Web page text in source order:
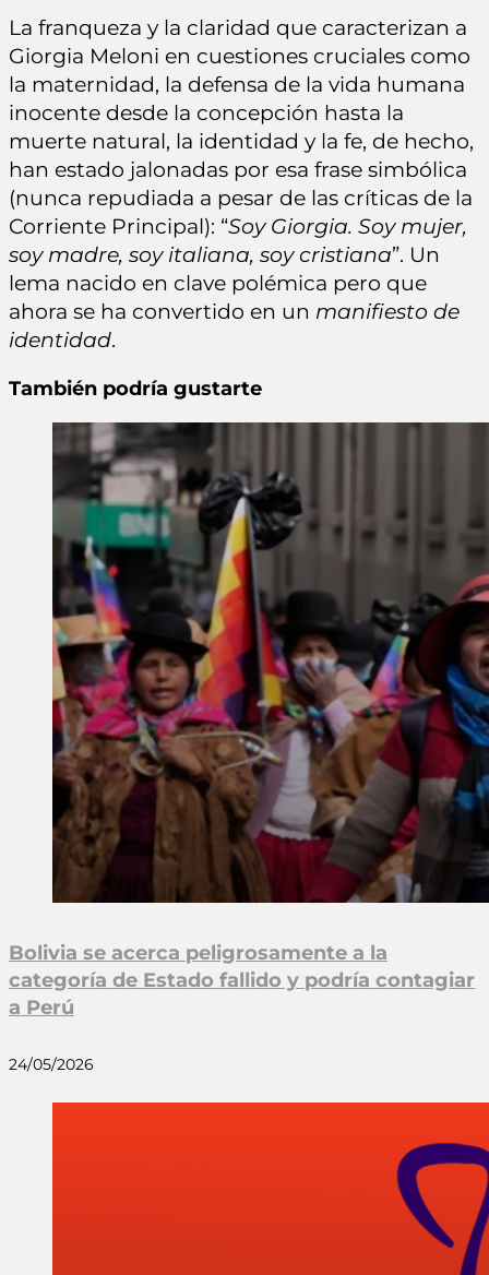
La franqueza y la claridad que caracterizan a
Giorgia Meloni en cuestiones cruciales como
la maternidad, la defensa de la vida humana
inocente desde la concepción hasta la
muerte natural, la identidad y la fe, de hecho,
han estado jalonadas por esa frase simbólica
(nunca repudiada a pesar de las críticas de la
Corriente Principal): “Soy Giorgia. Soy mujer,
soy madre, soy italiana, soy cristiana”. Un
lema nacido en clave polémica pero que
ahora se ha convertido en un manifiesto de
identidad.
También podría gustarte
Bolivia se acerca peligrosamente a la
categoría de Estado fallido y podría contagiar
a Perú
24/05/2026